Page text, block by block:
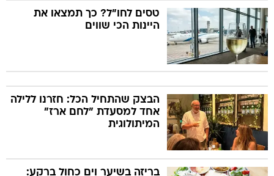
טסים לחו"ל? כך תמצאו את
היינות הכי שווים
הבצק שהתחיל הכל: חזרנו ללילה
אחד למסעדת "לחם ארז"
המיתולוגית
בריזה בשיער וים כחול ברקע: